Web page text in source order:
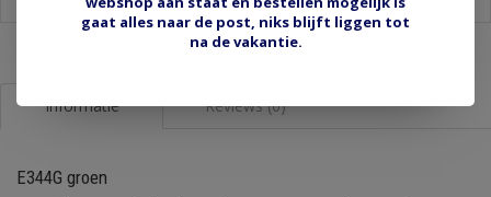
Informatie Reviews (0)
E344G groen
gaat alles naar de post, niks blijft liggen tot
na de vakantie.